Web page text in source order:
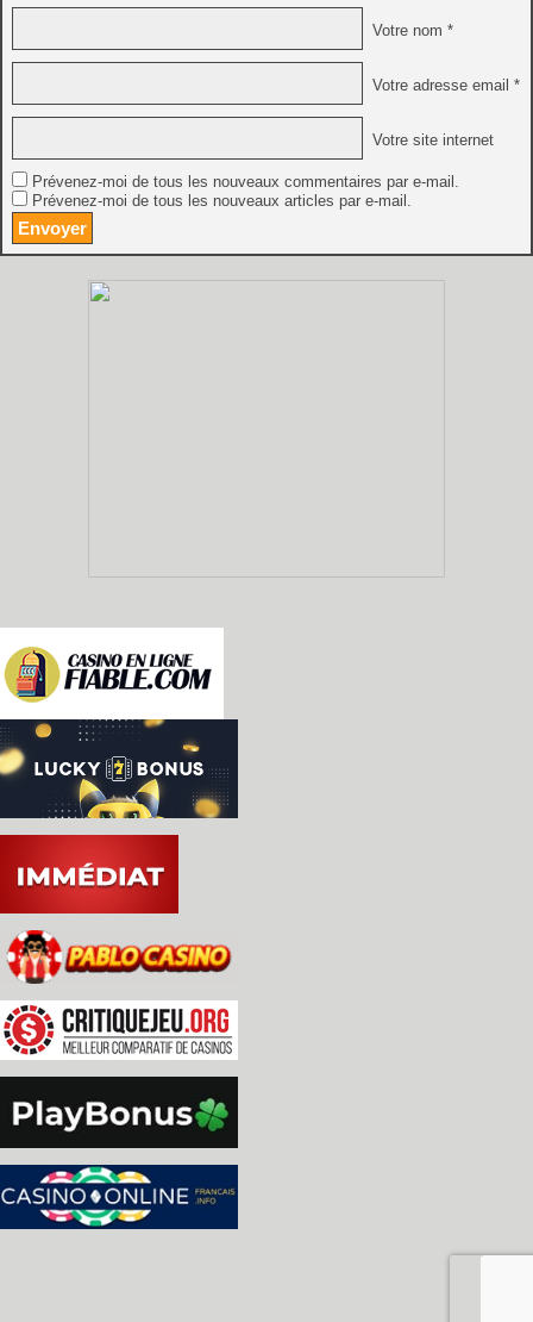
Votre nom *
Votre adresse email *
Votre site internet
Prévenez-moi de tous les nouveaux commentaires par e-mail.
Prévenez-moi de tous les nouveaux articles par e-mail.